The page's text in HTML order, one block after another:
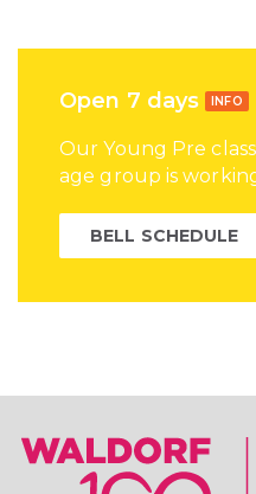
Open 7 days INFO
Our Young Pre
age group is
BELL SCHEDULE